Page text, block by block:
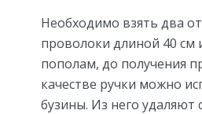
Необходимо взять два
проволоки длиной 40 см
пополам, до получения
качестве ручки можно
бузины. Из него удаляют